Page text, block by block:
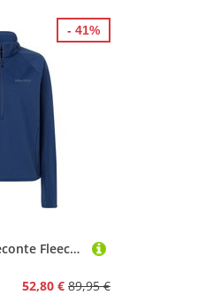
Marmot Damen Leconte Fleece 1/2 Zip Pullover
52,80 € 89,95 €
- 41%